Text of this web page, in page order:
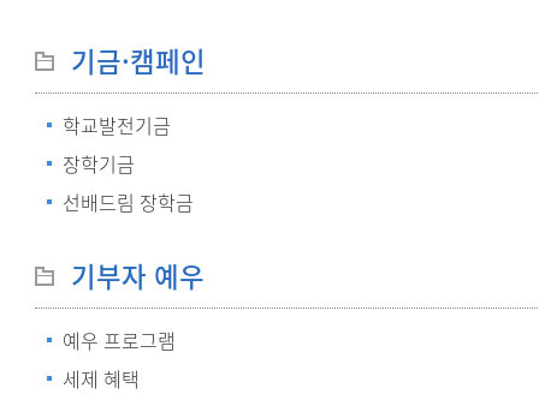
기금·캠페인
학교발전기금
장학기금
선배드림 장학금
기부자 예우
예우 프로그램
세제 혜택